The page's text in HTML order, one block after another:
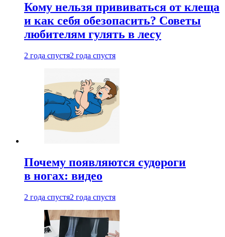
Кому нельзя прививаться от клеща
и как себя обезопасить? Советы
любителям гулять в лесу
2 года спустя2 года спустя
Почему появляются судороги
в ногах: видео
2 года спустя2 года спустя